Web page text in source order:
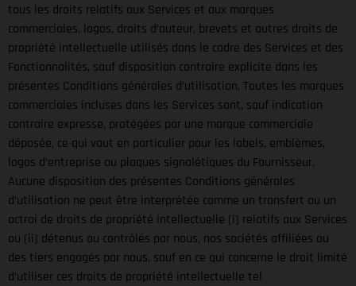
tous les droits relatifs aux Services et aux marques
commerciales, logos, droits d’auteur, brevets et autres droits de
propriété intellectuelle utilisés dans le cadre des Services et des
Fonctionnalités, sauf disposition contraire explicite dans les
présentes Conditions générales d’utilisation. Toutes les marques
commerciales incluses dans les Services sont, sauf indication
contraire expresse, protégées par une marque commerciale
déposée, ce qui vaut en particulier pour les labels, emblèmes,
logos d’entreprise ou plaques signalétiques du Fournisseur.
Aucune disposition des présentes Conditions générales
d’utilisation ne peut être interprétée comme un transfert ou un
octroi de droits de propriété intellectuelle (i) relatifs aux Services
ou (ii) détenus ou contrôlés par nous, nos sociétés affiliées ou
des tiers engagés par nous, sauf en ce qui concerne le droit limité
d’utiliser ces droits de propriété intellectuelle tel